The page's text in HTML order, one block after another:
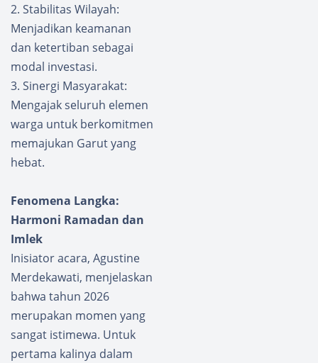
Apung
Di
Kawasa
Wisata
2. Stabilitas Wilayah:
Menjadikan keamanan
dan ketertiban sebagai
modal investasi.
3. Sinergi Masyarakat:
Mengajak seluruh elemen
warga untuk berkomitmen
memajukan Garut yang
hebat.
Fenomena Langka:
Harmoni Ramadan dan
Imlek
Inisiator acara, Agustine
Merdekawati, menjelaskan
bahwa tahun 2026
merupakan momen yang
sangat istimewa. Untuk
pertama kalinya dalam